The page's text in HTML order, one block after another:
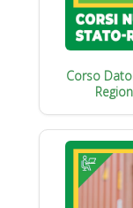
Corso